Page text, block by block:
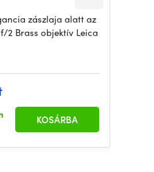
zászlaja alatt az
2 Brass objektív Leica
KOSÁRBA